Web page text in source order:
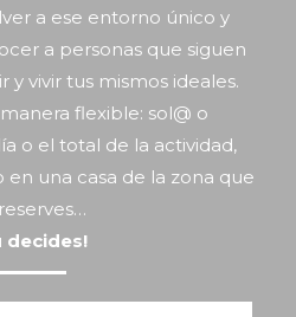
a ese entorno único y
a personas que siguen
vivir tus mismos ideales.
flexible: sol@ o
o el total de la actividad,
una casa de la zona que
decides!